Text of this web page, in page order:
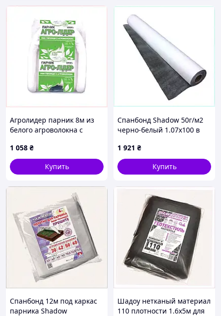
Агролидер парник 8м из
белого агроволокна с
8479EA016T
1 058 ₴
Купить
Спанбонд Shadow 50г/м2
черно-белый 1.07х100 в
1 921 ₴
Купить
Спанбонд 12м под каркас
парника Shadow
Шадоу нетканый материал
110 плотности 1.6х5м для